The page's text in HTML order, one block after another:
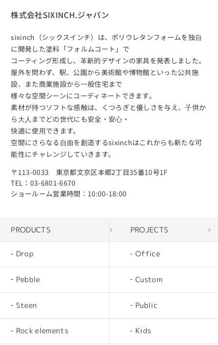
株式会社SIXINCH.ジャパン
sixinch（シックスインチ）は、 ポリウレタンフォームを独⾃
に開発した塗料「フォルムコート」で
コーティング形成し、⾰新的デザインの家具を発表しました。
屋外を問わず、駅、公園から美術館や博物館といった公共施
設、また商業施設から⼀般住宅まで
様々な空間シーンにコーディネートできます。
素材が持つソフトな感触は、くつろぎと優しさを与え、⼦供か
ら⼤⼈までどの世代にも安全・安⼼・
快適に使⽤できます。
空間にさらなる⾃由を創造するsixinchはこれからも新たな可
能性にチャレンジしていきます。
〒113-0033 東京都文京区本郷2丁目35番10号1F
TEL：03-6801-6670
ショールーム営業時間：10:00‐18:00
PRODUCTS
Drop
Pebble
Steen
Rock elements
PROJECTS
Office
Custom
Public
Kids